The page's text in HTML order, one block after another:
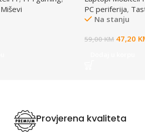
Miševi
PC periferija,
Na stanju
59,00KM 47,20
Provjerena kvaliteta